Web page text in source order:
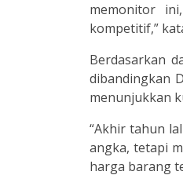
memonitor
kompetitif,”
Berdasarkan
dibandingkan
menunjukkan
“Akhir tahun
angka, tetapi
harga barang